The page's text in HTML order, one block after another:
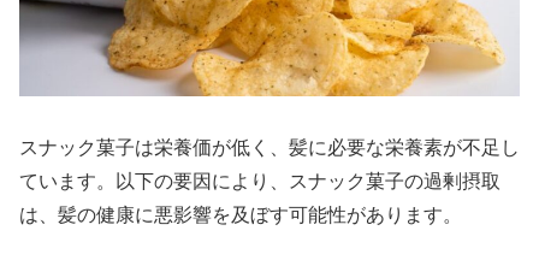
スナック菓子は栄養価が低く、髪に必要な栄養素が不足し
ています。以下の要因により、スナック菓子の過剰摂取
は、髪の健康に悪影響を及ぼす可能性があります。